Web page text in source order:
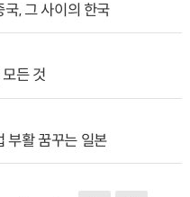
, 그 사이의 한국
든 것
부활 꿈꾸는 일본